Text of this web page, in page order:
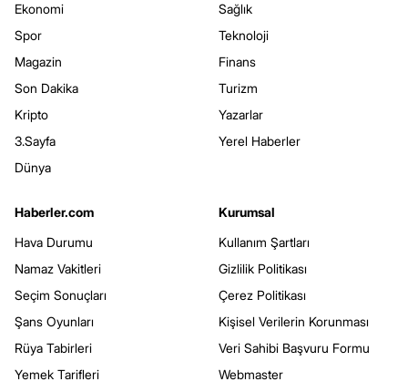
Ekonomi
Spor
Magazin
Son Dakika
Kripto
3.Sayfa
Dünya
Sağlık
Teknoloji
Finans
Turizm
Yazarlar
Yerel Haberler
Haberler.com
Hava Durumu
Namaz Vakitleri
Seçim Sonuçları
Şans Oyunları
Rüya Tabirleri
Yemek Tarifleri
Kurumsal
Kullanım Şartları
Gizlilik Politikası
Çerez Politikası
Kişisel Verilerin Korunması
Veri Sahibi Başvuru Formu
Webmaster